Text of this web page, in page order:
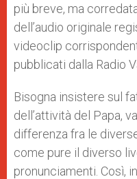
più breve, ma
dell’audio originale
videoclip
pubblicati dalla Radio
Bisogna insistere sul
dell’attività del Papa,
differenza fra le
come pure il diverso
pronunciamenti. Così,